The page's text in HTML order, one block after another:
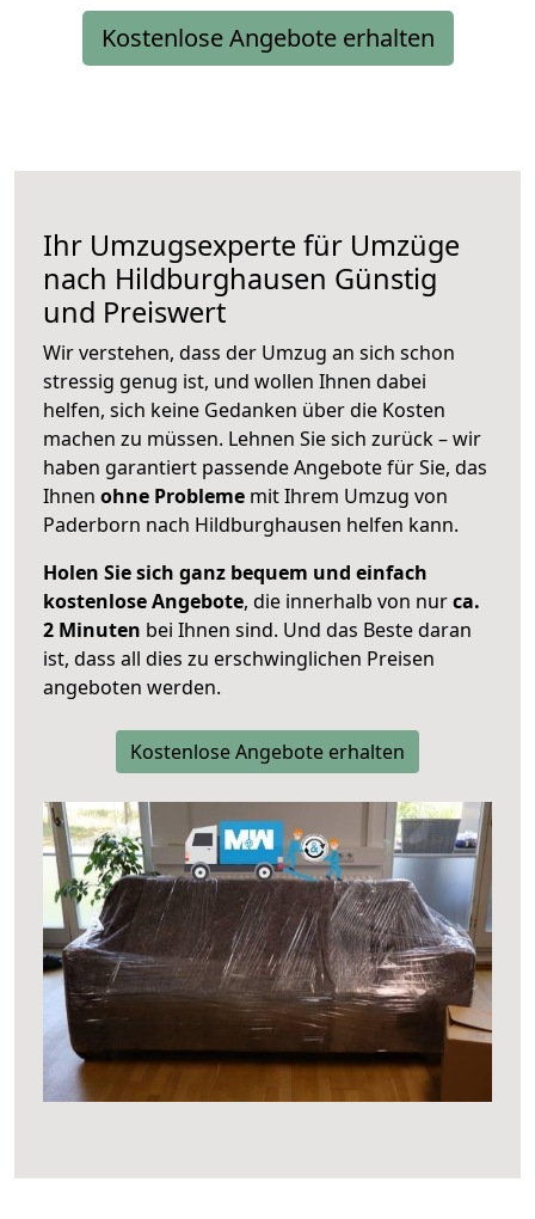
Kostenlose Angebote erhalten
Ihr Umzugsexperte für Umzüge
nach Hildburghausen Günstig
und Preiswert
Wir verstehen, dass der Umzug an sich schon
stressig genug ist, und wollen Ihnen dabei
helfen, sich keine Gedanken über die Kosten
machen zu müssen. Lehnen Sie sich zurück – wir
haben garantiert passende Angebote für Sie, das
Ihnen ohne Probleme mit Ihrem Umzug von
Paderborn nach Hildburghausen helfen kann.
Holen Sie sich ganz bequem und einfach
kostenlose Angebote, die innerhalb von nurca.
2 Minuten bei Ihnen sind. Und das Beste daran
ist, dass all dies zu erschwinglichen Preisen
angeboten werden.
Kostenlose Angebote erhalten